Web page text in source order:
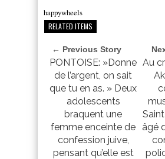
happywheels
RELATED ITEMS
← Previous Story
PONTOISE: »Donne
de l’argent, on sait
que tu en as. » Deux
adolescents
braquent une
femme enceinte de
confession juive,
pensant qu’elle est
Au
âgé